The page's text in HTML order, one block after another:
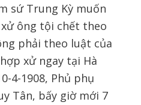
sứ Trung Kỳ muốn
ông tội chết theo
phải theo luật của
xử ngay tại Hà
4-1908, Phủ phụ
Tân, bấy giờ mới 7